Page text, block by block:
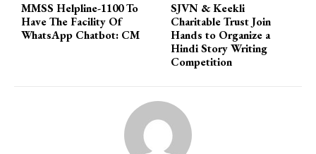
MMSS Helpline-1100 To
Have The Facility Of
WhatsApp Chatbot: CM
SJVN & Keekli
Charitable Trust Join
Hands to Organize a
Hindi Story Writing
Competition